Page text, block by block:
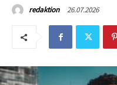
redaktion 26.07.2026